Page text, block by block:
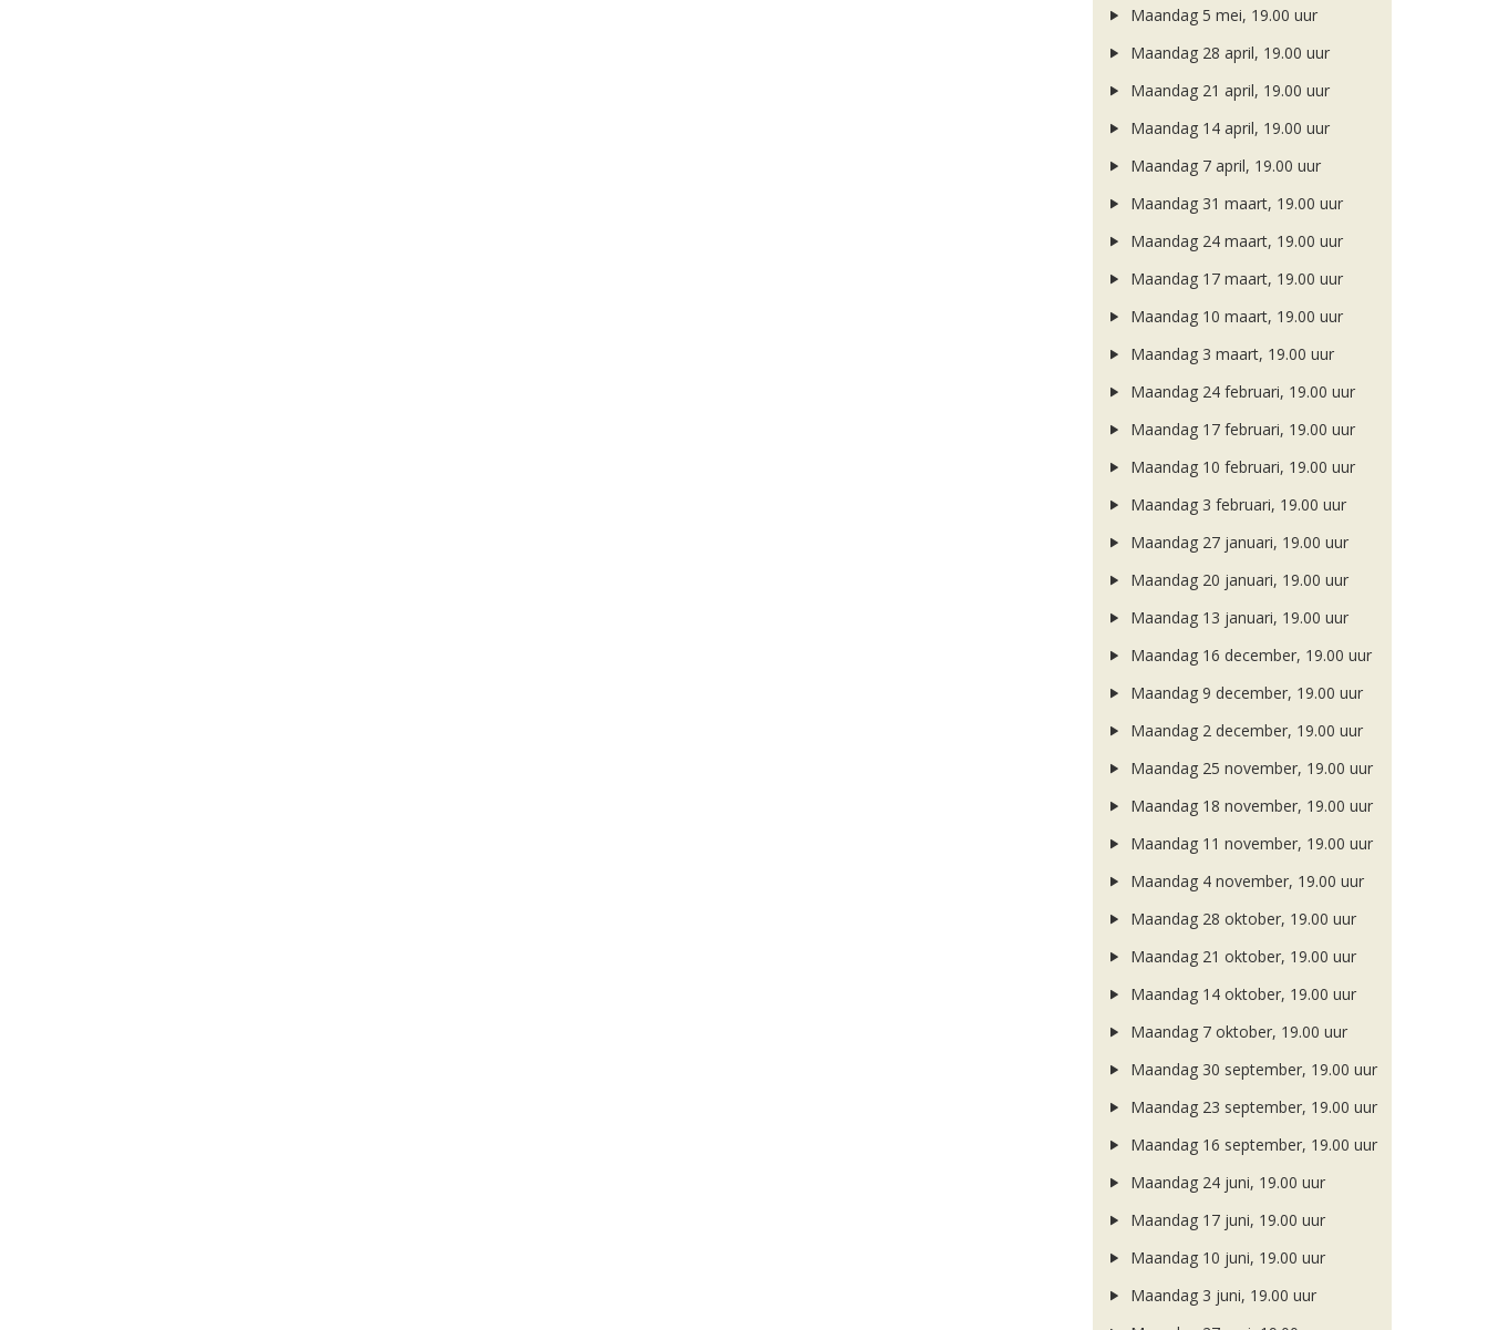
Maandag 5 mei, 19.00 uur
Maandag 28 april, 19.00 uur
Maandag 21 april, 19.00 uur
Maandag 14 april, 19.00 uur
Maandag 7 april, 19.00 uur
Maandag 31 maart, 19.00 uur
Maandag 24 maart, 19.00 uur
Maandag 17 maart, 19.00 uur
Maandag 10 maart, 19.00 uur
Maandag 3 maart, 19.00 uur
Maandag 24 februari, 19.00 uur
Maandag 17 februari, 19.00 uur
Maandag 10 februari, 19.00 uur
Maandag 3 februari, 19.00 uur
Maandag 27 januari, 19.00 uur
Maandag 20 januari, 19.00 uur
Maandag 13 januari, 19.00 uur
Maandag 16 december, 19.00 uur
Maandag 9 december, 19.00 uur
Maandag 2 december, 19.00 uur
Maandag 25 november, 19.00 uur
Maandag 18 november, 19.00 uur
Maandag 11 november, 19.00 uur
Maandag 4 november, 19.00 uur
Maandag 28 oktober, 19.00 uur
Maandag 21 oktober, 19.00 uur
Maandag 14 oktober, 19.00 uur
Maandag 7 oktober, 19.00 uur
Maandag 30 september, 19.00 uur
Maandag 23 september, 19.00 uur
Maandag 16 september, 19.00 uur
Maandag 24 juni, 19.00 uur
Maandag 17 juni, 19.00 uur
Maandag 10 juni, 19.00 uur
Maandag 3 juni, 19.00 uur